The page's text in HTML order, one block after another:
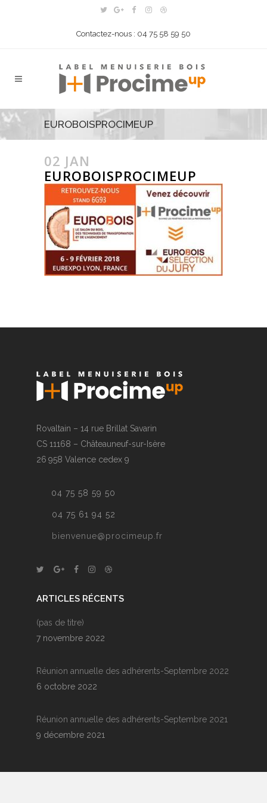
Contactez-nous : 04 75 58 59 50
EUROBOISPROCIMEUP
02 JAN
EUROBOISPROCIMEUP
Rovaltain – 14 rue Brillat Savarin
CS 11168 – Châteauneuf-sur-Isère
26 958 Valence cedex 9
04 75 58 59 50
04 75 61 94 52
bienvenue@procimeup.fr
ARTICLES RÉCENTS
(pas de titre)
7 novembre 2022
Réunion annuelle des adhérents-Septembre 2022
6 octobre 2022
Réunion annuelle des adhérents-Septembre 2021
9 décembre 2021